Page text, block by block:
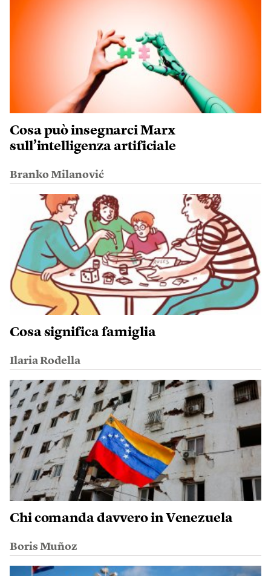
Cosa può insegnarci Marx
sull’intelligenza artificiale
Branko Milanović
Cosa significa famiglia
Ilaria Rodella
Chi comanda davvero in Venezuela
Boris Muñoz